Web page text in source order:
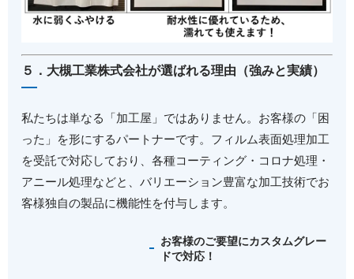
５．大槻工業株式会社が選ばれる理由（強みと実績）
私たちは単なる「加工屋」ではありません。お客様の「困
った」を形にするパートナーです。フィルム表面処理加工
を受託で対応しており、各種コーティング・コロナ処理・
アニール処理などと、バリエーション豊富な加工技術でお
客様独自の製品に機能性を付与します。
お客様のご要望にカスタムグレー
ドで対応！